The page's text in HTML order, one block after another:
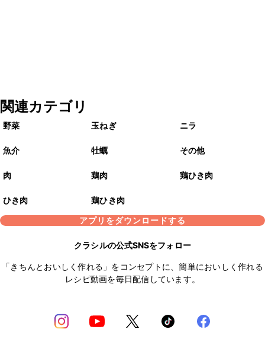
関連カテゴリ
野菜 玉ねぎ ニラ
魚介 牡蠣 その他
肉 鶏肉 鶏ひき肉
ひき肉
鶏ひき肉
アプリをダウンロードする
クラシルの公式SNSをフォロー
「きちんとおいしく作れる」をコンセプトに、簡単においしく作れる
レシピ動画を毎日配信しています。